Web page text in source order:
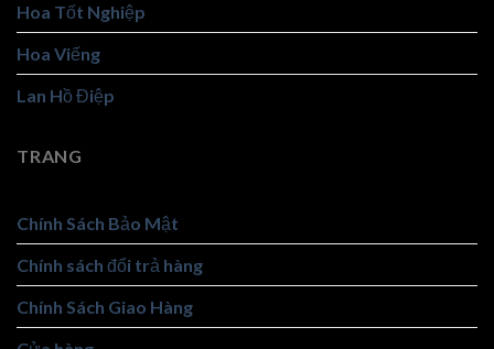
Hoa Tốt Nghiệp
Hoa Viếng
Lan Hồ Điệp
TRANG
Chính Sách Bảo Mật
Chính sách đổi trả hàng
Chính Sách Giao Hàng